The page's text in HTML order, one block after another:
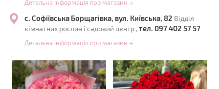
Детальна інформація про магазин →
с. Софіївська Борщагівка, вул. Київська, 82 Відділ
кімнатних рослин і садовий центр , тел. 097 402 57 57
Детальна інформація про магазин →